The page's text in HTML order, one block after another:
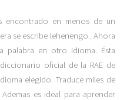
encontrado en menos de un
se escribe lehenengo . Ahora
palabra en otro idioma. Ésta
oficial de la RAE de
elegido. Traduce miles de
es ideal para aprender